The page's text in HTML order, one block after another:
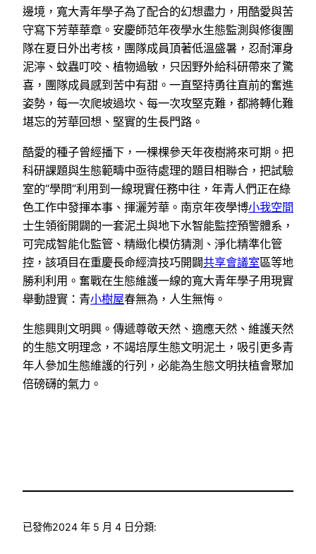
邊境，寬大青年學子為了配合的幻想盡力，用酷愛與苦
守寫下芳華華章。安慶師范年夜學水生態監測與修復團
隊在夏日外出考核，團隊成員頂著低溫盛暑，忍耐渾身
泥濘、蚊蟲叮咬、植物過敏，只因野外給科研帶來了驚
喜，團隊成員感到苦中有甜。一直堅持勇往直前的奮進
姿勢，每一次爬坡過坎、每一次攻堅克難，都將轉化難
堪忘的芳華回想、堅實的生長門路。
酷愛的種子曾經播下，一棵棵參天年夜樹將來可期。把
科研課題與生態範疇中亟待處理的題目相聯合，把試驗
室的“學問”利用到一線現實任務中往，年青人們正在綠
色工作中發揮本事、揮灑芳華。南京年夜學博小我空間
士生領銜開闢的一套泥土與地下水智能監控預警體系，
可完成智能化監管、精緻化模仿猜測、淨化精準化管
控，該項目在重慶長命經濟技巧開闢共享會議室區等地
勝利利用。奮戰在生態維護一線的寬大青年學子用現實
舉動證實：青小樹屋春無為，人生無悔。
生態興則文明興。傳遞尊敬天然、適應天然、維護天然
的生態文明理念，不竭培厚生態文明泥土，吸引更多青
年人參加生態維護的行列，必能為生態文明扶植會聚加
倍磅礴的氣力。
已發佈2024 年 5 月 4 日分類: